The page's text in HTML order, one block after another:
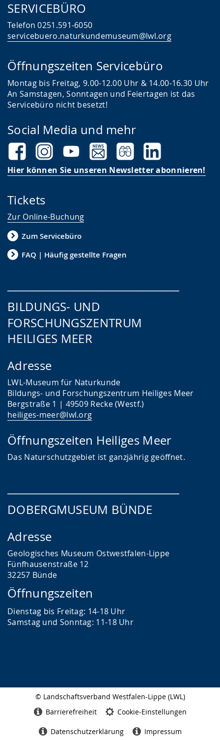
SERVICEBÜRO
Telefon 0251.591-6050
servicebuero.naturkundemuseum@lwl.org
Öffnungszeiten Servicebüro
Montag bis Freitag, 9.00-12.00 Uhr & 14.00-16.30 Uhr
An Samstagen, Sonntagen und Feiertagen ist das
Servicebüro nicht besetzt!
Social Media und mehr
Hier können Sie unseren Newsletter abonnieren!
Tickets
Zur Online-Buchung
Zum Servicebüro
FAQ | Häufig gestellte Fragen
BILDUNGS- UND
FORSCHUNGSZENTRUM
HEILIGES MEER
Adresse
LWL-Museum für Naturkunde
Bildungs- und Forschungszentrum Heiliges Meer
Bergstraße 1 | 49509 Recke (Westf.)
heiliges-meer@lwl.org
Öffnungszeiten Heiliges Meer
Das Naturschutzgebiet ist ganzjährig geöffnet.
DOBERGMUSEUM BÜNDE
Adresse
Geologisches Museum Ostwestfalen-Lippe
Fünfhausenstraße 12
32257 Bünde
Öffnungszeiten
Dienstag bis Freitag: 14-18 Uhr
Samstag und Sonntag: 11-18 Uhr
© Landschaftsverband Westfalen-Lippe (LWL)
Barrierefreiheit Cookie-Einstellungen
Datenschutzerklärung Impressum